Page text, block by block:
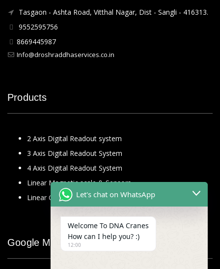
Tasgaon - Ashta Road, Vitthal Nagar, Dist - Sangli - 416313.
9552595756
8669445987
Info@droshraddhaservices.co.in
Products
2 Axis Digital Readout system
3 Axis Digital Readout System
4 Axis Digital Readout System
Linear Magnetic scale & Sensors
Linear Glass Scale
Google Map
Let's chat on WhatsApp
Welcome To DNA Cranes
How can I help you? :)
12:00